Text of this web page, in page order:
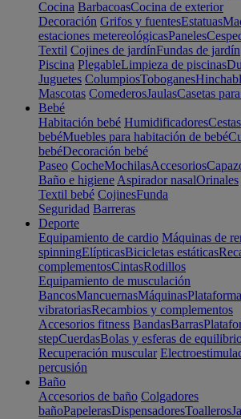
Cocina BarbacoasCocina de exterior
Decoración Grifos y fuentesEstatuas
estaciones metereológicasPaneles
Textil Cojines de jardínFundas de jardín
Piscina PlegableLimpieza de piscinas
Juguetes ColumpiosToboganes
Mascotas ComederosJaulasCasetas
Bebé
Habitación bebé HumidificadoresCestas
bebéMuebles para habitación de bebé
bebéDecoración bebé
Paseo CocheMochilasAccesorios
Baño e higiene Aspirador nasalOrinales
Textil bebé CojinesFunda
Seguridad Barreras
Deporte
Equipamiento de cardio Máquinas de
spinningElípticasBicicletas estáticas
complementosCintasRodillos
Equipamiento de musculación
BancosMancuernasMáquinas
vibratoriasRecambios y complementos
Accesorios fitness BandasBarras
stepCuerdasBolas y esferas de
Recuperación muscular
percusión
Baño
Accesorios de baño Colgadores
bañoPapelerasDispensadoresToalleros